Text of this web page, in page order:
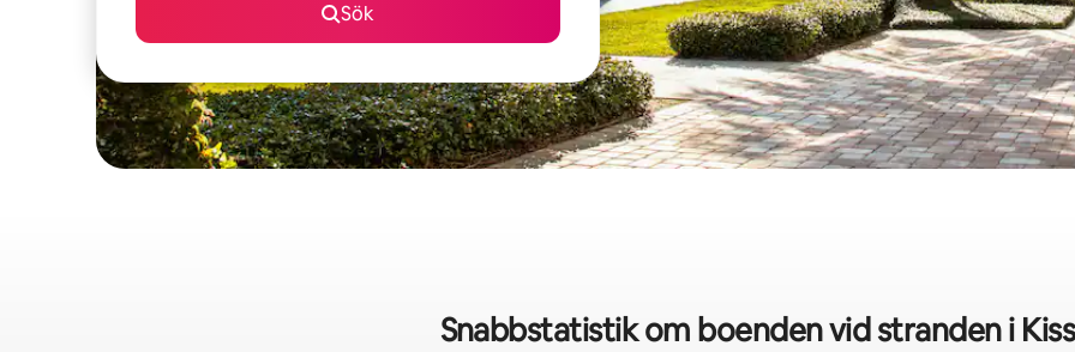
Sök
Snabbstatistik om boenden vid stranden i